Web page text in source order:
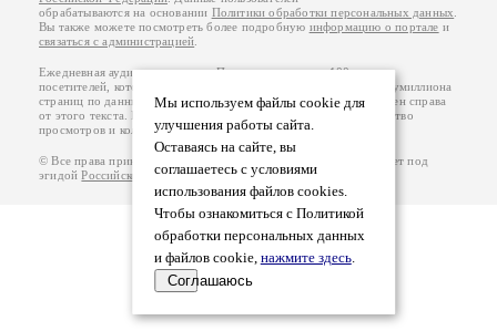
Мы используем файлы cookie для
улучшения работы сайта.
Оставаясь на сайте, вы
соглашаетесь с условиями
использования файлов cookies.
Чтобы ознакомиться с Политикой
обработки персональных данных
и файлов cookie, нажмите здесь.
Соглашаюсь
обрабатываются на основании Политики обработки персональных данных
Вы также можете посмотреть более подробную информацию о портале и
связаться с администрацией
Ежедневная аудитория портала Проза.ру – порядка 100 тысяч
посетителей, которые в общей сумме просматривают более полумиллиона
страниц по данным счетчика посещаемости, который расположен справа
от этого текста. В каждой графе указано по две цифры: количество
просмотров и количество посетителей.
© Все права принадлежат авторам, 2000-2026. Портал работает под
эгидойРоссийского союза писателей.18+